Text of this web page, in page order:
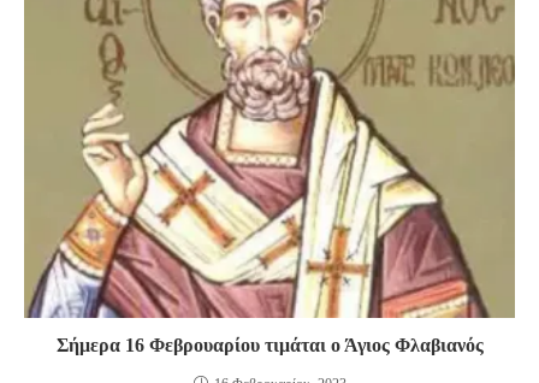
Σήμερα 16 Φεβρουαρίου τιμάται ο Άγιος Φλαβιανός